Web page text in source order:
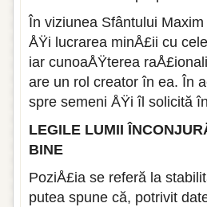
În viziunea Sfântului
ÅŸi lucrarea minÅ£ii cu
iar cunoaÅŸterea
are un rol creator în ea. În
spre semeni ÅŸi îl solicită
LEGILE LUMII
BINE
PoziÅ£ia se referă la
putea spune că, potrivit